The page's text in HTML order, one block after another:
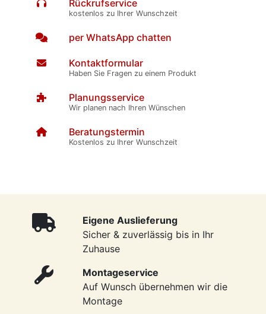
Rückrufservice
kostenlos zu Ihrer Wunschzeit
per WhatsApp chatten
Kontaktformular
Haben Sie Fragen zu einem Produkt
Planungsservice
Wir planen nach Ihren Wünschen
Beratungstermin
Kostenlos zu Ihrer Wunschzeit
Eigene Auslieferung
Sicher & zuverlässig bis in Ihr
Zuhause
Montageservice
Auf Wunsch übernehmen wir die
Montage